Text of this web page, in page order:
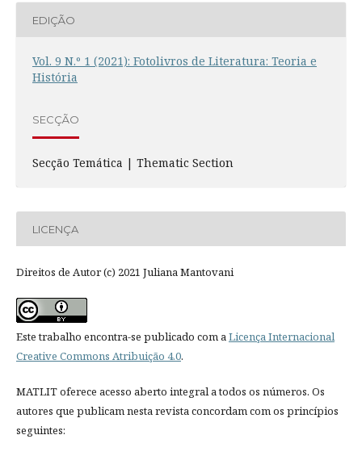
EDIÇÃO
Vol. 9 N.º 1 (2021): Fotolivros de Literatura: Teoria e
História
SECÇÃO
Secção Temática | Thematic Section
LICENÇA
Direitos de Autor (c) 2021 Juliana Mantovani
Este trabalho encontra-se publicado com aLicença Internacional
Creative Commons Atribuição 4.0.
MATLIT oferece acesso aberto integral a todos os números. Os
autores que publicam nesta revista concordam com os princípios
seguintes: